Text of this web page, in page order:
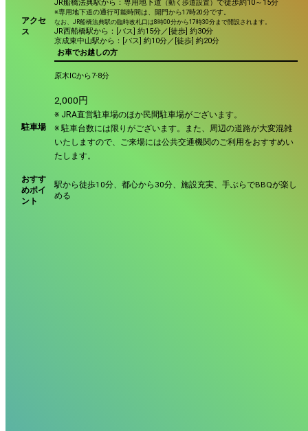
アクセ
ス
JR船橋法典駅から：専用地下道 （動く歩道設置） で徒歩約10～15分
※専用地下道の通行可能時間は、開門から17時20分です。
なお、JR船橋法典駅の臨時改札口は8時00分から17時30分まで開設されます。
JR西船橋駅から：[バス] 約15分／[徒歩] 約30分
京成東中山駅から：[バス] 約10分／[徒歩] 約20分
お車でお越しの方
原木ICから7-8分
駐車場
2,000円
※ JRA直営駐車場のほか民間駐車場がございます。
※ 駐車台数には限りがございます。また、周辺の道路が大変混雑
いたしますので、ご来場には公共交通機関のご利用をおすすめい
たします。
おすす
めポイ
ント
駅から徒歩10分、都心から30分、施設充実、手ぶらでBBQが楽し
める